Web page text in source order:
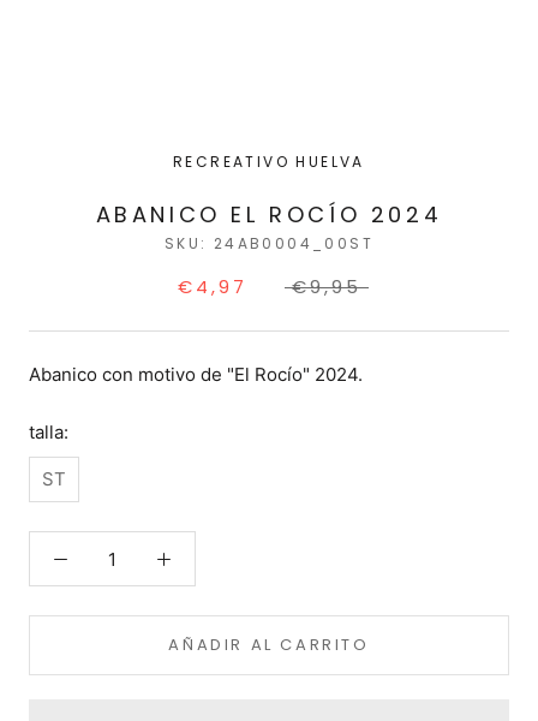
RECREATIVO HUELVA
ABANICO EL ROCÍO 2024
SKU: 24AB0004_00ST
€4,97 €9,95
Abanico con motivo de "El Rocío" 2024.
talla:
ST
AÑADIR AL CARRITO